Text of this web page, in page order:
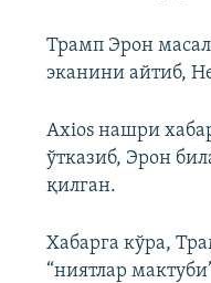
Трамп Эрон
эканини айтиб,
Axios нашри
ўтказиб, Эрон
қилган.
Хабарга кўра,
“ниятлар